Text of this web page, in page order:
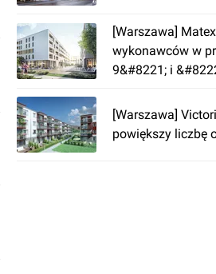
[Warszawa]
wykonawców w
9&#8221; i
[Warszawa]
powiększy liczbę